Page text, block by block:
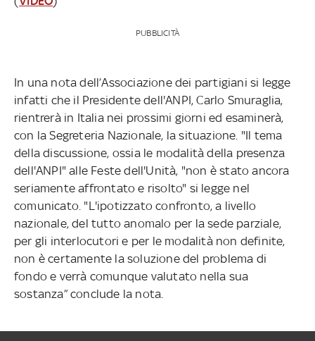
PUBBLICITÀ
In una nota dell’Associazione dei partigiani si legge
infatti che il Presidente dell'ANPI, Carlo Smuraglia,
rientrerà in Italia nei prossimi giorni ed esaminerà,
con la Segreteria Nazionale, la situazione. "Il tema
della discussione, ossia le modalità della presenza
dell'ANPI" alle Feste dell'Unità, "non è stato ancora
seriamente affrontato e risolto" si legge nel
comunicato. "L'ipotizzato confronto, a livello
nazionale, del tutto anomalo per la sede parziale,
per gli interlocutori e per le modalità non definite,
non è certamente la soluzione del problema di
fondo e verrà comunque valutato nella sua
sostanza” conclude la nota.